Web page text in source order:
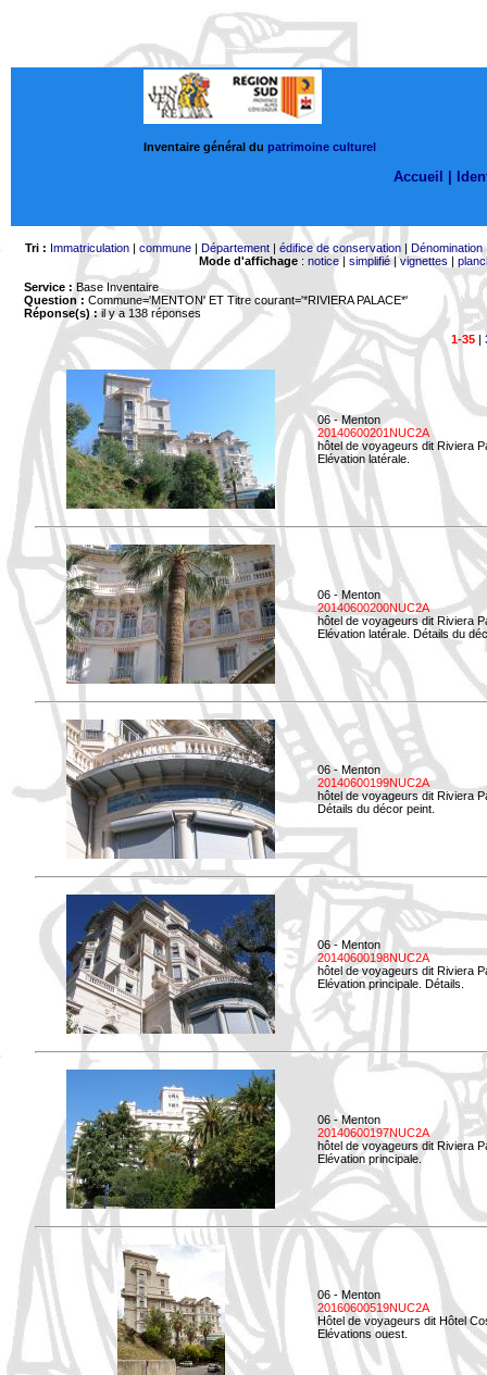
Inventaire général du patrimoine culturel
Accueil |
Tri : Immatriculation| commune| Département| édifice de conservation| Dénomination
Mode d'affichage: notice| simplifié|vignettes |
Service : Base Inventaire
Question : Commune='MENTON' ET Titre courant='*RIVIERA PALACE*'
Réponse(s) :il y a 138 réponses
1-35|
06 - Menton
20140600201NUC2A
hôtel de voyageurs dit Riviera
Elévation latérale.
06 - Menton
20140600200NUC2A
hôtel de voyageurs dit Riviera
Elévation latérale. Détails du
06 - Menton
20140600199NUC2A
hôtel de voyageurs dit Riviera
Détails du décor peint.
06 - Menton
20140600198NUC2A
hôtel de voyageurs dit Riviera
Elévation principale. Détails.
06 - Menton
20140600197NUC2A
hôtel de voyageurs dit Riviera
Elévation principale.
06 - Menton
20160600519NUC2A
Hôtel de voyageurs dit Hôtel
Elévations ouest.